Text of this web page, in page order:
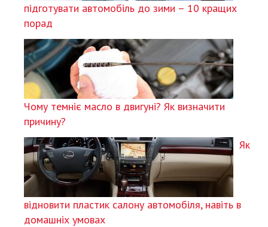
підготувати автомобіль до зими – 10 кращих
порад
Чому темніє масло в двигуні? Як визначити
причину?
Як
відновити пластик салону автомобіля, навіть в
домашніх умовах